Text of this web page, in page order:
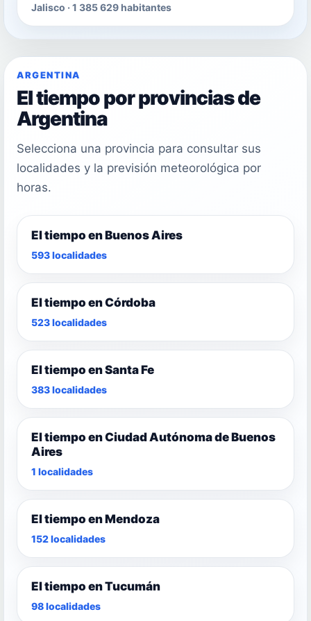
Jalisco · 1 385 629 habitantes
ARGENTINA
El tiempo por provincias de
Argentina
Selecciona una provincia para consultar sus
localidades y la previsión meteorológica por
horas.
El tiempo en Buenos Aires
593 localidades
El tiempo en Córdoba
523 localidades
El tiempo en Santa Fe
383 localidades
El tiempo en Ciudad Autónoma de Buenos
Aires
1 localidades
El tiempo en Mendoza
152 localidades
El tiempo en Tucumán
98 localidades